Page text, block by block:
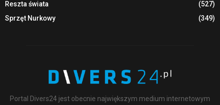
Reszta świata
(527)
Sprzęt Nurkowy
(349)
Portal Divers24 jest obecnie największym medium internetowym